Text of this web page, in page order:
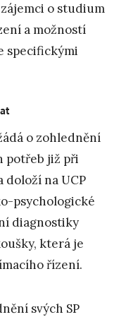
o studium
a možností
specifickými
o zohlednění
potřeb již při
na UCP
psychologické
diagnostiky
která je
řízení.
svých SP